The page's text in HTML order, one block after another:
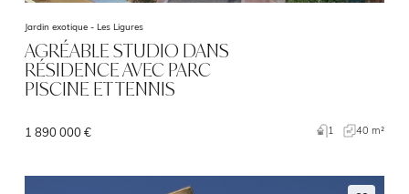
Jardin exotique - Les Ligures
AGRÉABLE STUDIO DANS
RÉSIDENCE AVEC PARC
PISCINE ET TENNIS
1 890 000 € 1 40 m²